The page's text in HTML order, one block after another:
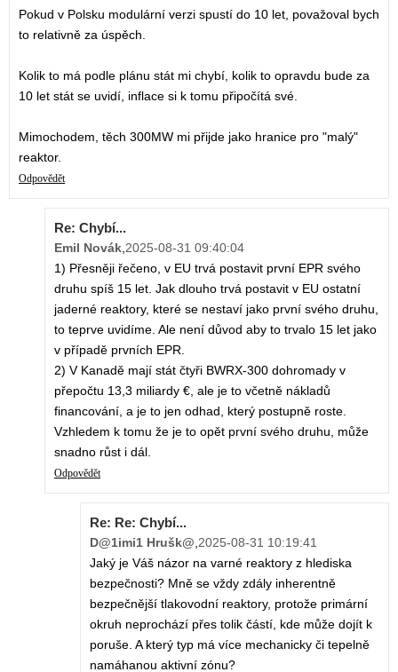
Pokud v Polsku modulární verzi spustí do 10 let, považoval bych
to relativně za úspěch.
Kolik to má podle plánu stát mi chybí, kolik to opravdu bude za
10 let stát se uvidí, inflace si k tomu připočítá své.
Mimochodem, těch 300MW mi přijde jako hranice pro "malý"
reaktor.
Odpovědět
Re: Chybí...
Emil Novák 2025-08-31 09:40:04
1) Přesněji řečeno, v EU trvá postavit první EPR svého
druhu spíš 15 let. Jak dlouho trvá postavit v EU ostatní
jaderné reaktory, které se nestaví jako první svého druhu,
to teprve uvidíme. Ale není důvod aby to trvalo 15 let jako
v případě prvních EPR.
2) V Kanadě mají stát čtyři BWRX-300 dohromady v
přepočtu 13,3 miliardy €, ale je to včetně nákladů
financování, a je to jen odhad, který postupně roste.
Vzhledem k tomu že je to opět první svého druhu, může
snadno růst i dál.
Odpovědět
Re: Re: Chybí...
D@1imi1 Hrušk@ 2025-08-31 10:19:41
Jaký je Váš názor na varné reaktory z hlediska
bezpečnosti? Mně se vždy zdály inherentně
bezpečnější tlakovodní reaktory, protože primární
okruh neprochází přes tolik částí, kde může dojít k
poruše. A který typ má více mechanicky či tepelně
namáhanou aktivní zónu?